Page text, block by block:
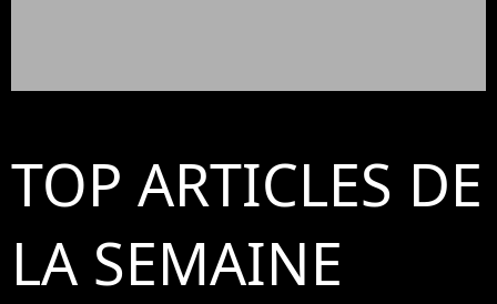
TOP ARTICLES DE
LA SEMAINE